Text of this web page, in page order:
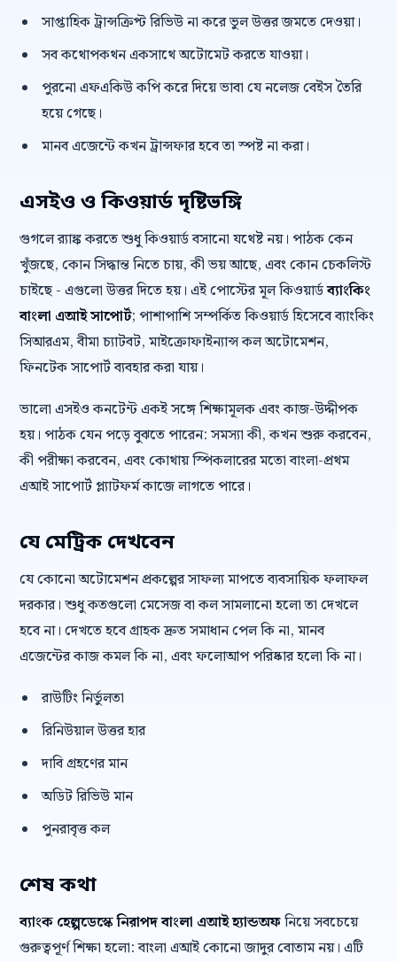
সাপ্তাহিক ট্রান্সক্রিপ্ট রিভিউ না করে ভুল উত্তর জমতে দেওয়া।
সব কথোপকথন একসাথে অটোমেট করতে যাওয়া।
পুরনো এফএকিউ কপি করে দিয়ে ভাবা যে নলেজ বেইস তৈরি
হয়ে গেছে।
মানব এজেন্টে কখন ট্রান্সফার হবে তা স্পষ্ট না করা।
এসইও ও কিওয়ার্ড দৃষ্টিভঙ্গি
গুগলে র‍্যাঙ্ক করতে শুধু কিওয়ার্ড বসানো যথেষ্ট নয়। পাঠক কেন
খুঁজছে, কোন সিদ্ধান্ত নিতে চায়, কী ভয় আছে, এবং কোন চেকলিস্ট
চাইছে - এগুলো উত্তর দিতে হয়। এই পোস্টের মূল কিওয়ার্ডব্যাংকিং
বাংলা এআই সাপোর্ট; পাশাপাশি সম্পর্কিত কিওয়ার্ড হিসেবে ব্যাংকিং
সিআরএম, বীমা চ্যাটবট, মাইক্রোফাইন্যান্স কল অটোমেশন,
ফিনটেক সাপোর্ট ব্যবহার করা যায়।
ভালো এসইও কনটেন্ট একই সঙ্গে শিক্ষামূলক এবং কাজ-উদ্দীপক
হয়। পাঠক যেন পড়ে বুঝতে পারেন: সমস্যা কী, কখন শুরু করবেন,
কী পরীক্ষা করবেন, এবং কোথায় স্পিকলারের মতো বাংলা-প্রথম
এআই সাপোর্ট প্ল্যাটফর্ম কাজে লাগতে পারে।
যে মেট্রিক দেখবেন
যে কোনো অটোমেশন প্রকল্পের সাফল্য মাপতে ব্যবসায়িক ফলাফল
দরকার। শুধু কতগুলো মেসেজ বা কল সামলানো হলো তা দেখলে
হবে না। দেখতে হবে গ্রাহক দ্রুত সমাধান পেল কি না, মানব
এজেন্টের কাজ কমল কি না, এবং ফলোআপ পরিষ্কার হলো কি না।
রাউটিং নির্ভুলতা
রিনিউয়াল উত্তর হার
দাবি গ্রহণের মান
অডিট রিভিউ মান
পুনরাবৃত্ত কল
শেষ কথা
ব্যাংক হেল্পডেস্কে নিরাপদ বাংলা এআই হ্যান্ডঅফনিয়ে সবচেয়ে
গুরুত্বপূর্ণ শিক্ষা হলো: বাংলা এআই কোনো জাদুর বোতাম নয়। এটি